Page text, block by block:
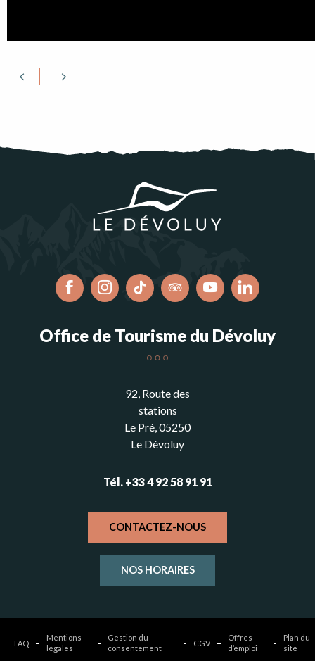
Office de Tourisme du Dévoluy
92, Route des
stations
Le Pré, 05250
Le Dévoluy
Tél. +33 4 92 58 91 91
CONTACTEZ-NOUS
NOS HORAIRES
FAQ
Mentions
légales
Gestion du
consentement
CGV
Offres
d’emploi
Plan du
site